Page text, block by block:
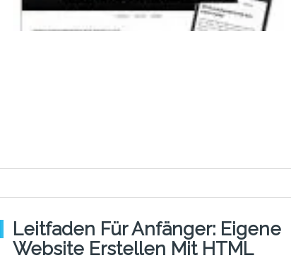
Leitfaden Für Anfänger: Eigene
Website Erstellen Mit HTML